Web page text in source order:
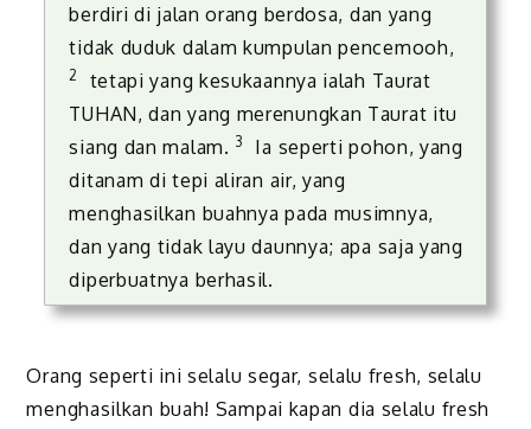
berdiri di jalan orang berdosa, dan yang
tidak duduk dalam kumpulan pencemooh,
2
tetapi yang kesukaannya ialah Taurat
TUHAN, dan yang merenungkan Taurat itu
siang dan malam. 3
Ia seperti pohon, yang
ditanam di tepi aliran air, yang
menghasilkan buahnya pada musimnya,
dan yang tidak layu daunnya; apa saja yang
diperbuatnya berhasil.
Orang seperti ini selalu segar, selalu fresh, selalu
menghasilkan buah! Sampai kapan dia selalu fresh